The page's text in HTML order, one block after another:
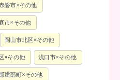
磐市×その他
市×その他
岡山市北区×その他
×その他 浅口市×その他
建部町×その他